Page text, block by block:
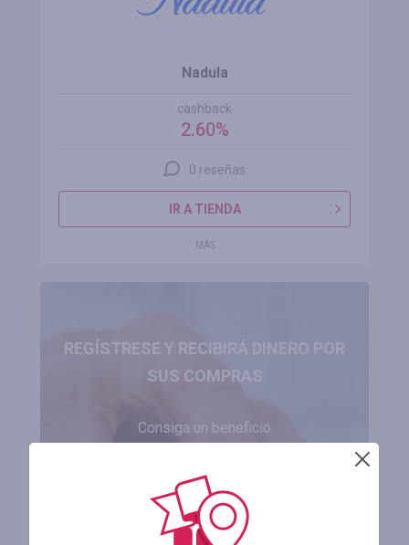
Nadula
cashback
2.60%
0 reseñas
IR A TIENDA
MÁS
REGÍSTRESE Y RECIBIRÁ DINERO POR
SUS COMPRAS
Consiga un beneficio
REGISTRARSE